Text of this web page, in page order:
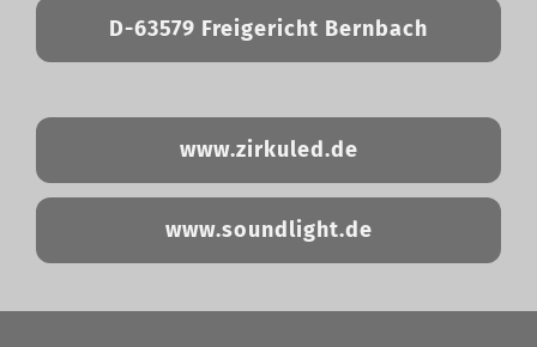
D-63579 Freigericht Bernbach
www.zirkuled.de
www.soundlight.de